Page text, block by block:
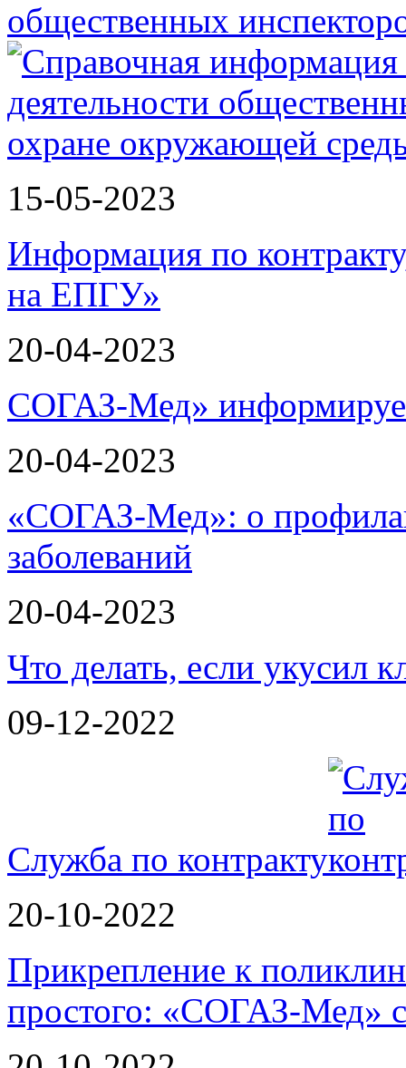
общественных
15-05-2023
Информация по
на ЕПГУ»
20-04-2023
СОГАЗ-Мед»
20-04-2023
«СОГАЗ-Мед»: о
заболеваний
20-04-2023
Что делать, если укусил
09-12-2022
Служба по контракту
20-10-2022
Прикрепление к
простого: «СОГАЗ-Мед»